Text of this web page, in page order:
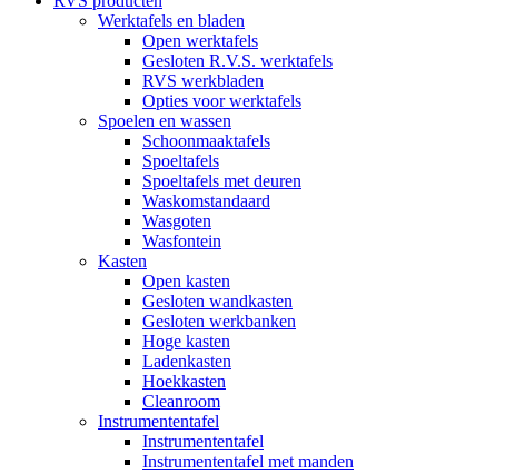
Werktafels en bladen
Open werktafels
Gesloten R.V.S. werktafels
RVS werkbladen
Opties voor werktafels
Spoelen en wassen
Schoonmaaktafels
Spoeltafels
Spoeltafels met deuren
Waskomstandaard
Wasgoten
Wasfontein
Kasten
Open kasten
Gesloten wandkasten
Gesloten werkbanken
Hoge kasten
Ladenkasten
Hoekkasten
Cleanroom
Instrumententafel
Instrumententafel
Instrumententafel met manden